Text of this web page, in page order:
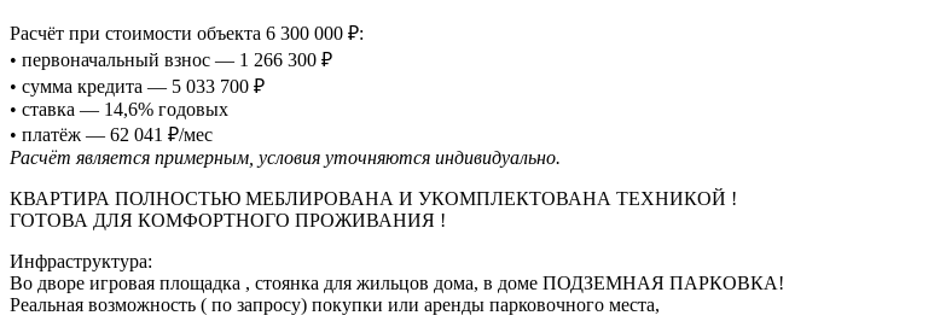
Расчёт при стоимости объекта 6 300 000 ₽:
• первоначальный взнос — 1 266 300 ₽
• сумма кредита — 5 033 700 ₽
• ставка — 14,6% годовых
• платёж — 62 041 ₽/мес
Расчёт является примерным, условия уточняются индивидуально.
КВАРТИРА ПОЛНОСТЬЮ МЕБЛИРОВАНА И УКОМПЛЕКТОВАНА ТЕХНИКОЙ !
ГОТОВА ДЛЯ КОМФОРТНОГО ПРОЖИВАНИЯ !
Инфраструктура:
Во дворе игровая площадка , стоянка для жильцов дома, в доме ПОДЗЕМНАЯ ПАРКОВКА!
Реальная возможность ( по запросу) покупки или аренды парковочного места,